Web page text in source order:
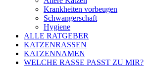
Krankheiten vorbeugen
Schwangerschaft
Hygiene
ALLE RATGEBER
KATZENRASSEN
KATZENNAMEN
WELCHE RASSE PASST ZU MIR?